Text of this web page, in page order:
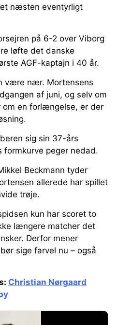
næsten eventyrligt
på 6-2 over Viborg
løfte det danske
AGF-kaptajn i 40 år.
være nær. Mortensens
af juni, og selv om
en forlængelse, er der
sig sin 37-års
formkurve peger nedad.
Beckmann tyder
allerede har spillet
trøje.
kun har scoret to
længere matcher det
Derfor mener
sige farvel nu – også
Christian Nørgaard